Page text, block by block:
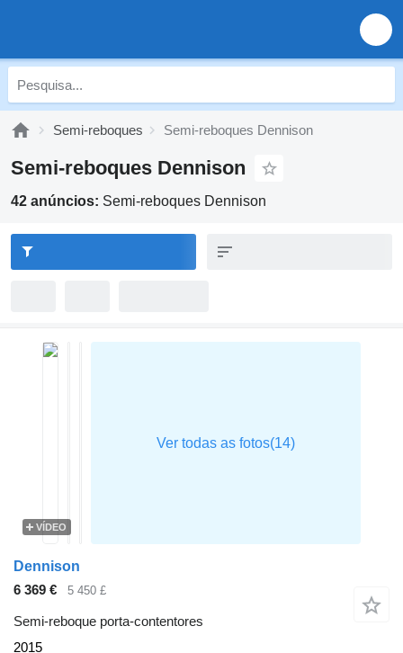
Semi-reboques Semi-reboques Dennison
Semi-reboques Dennison
42 anúncios: Semi-reboques Dennison
VÍDEO
Dennison
6 369 €
5 450 £
Semi-reboque porta-contentores
2015